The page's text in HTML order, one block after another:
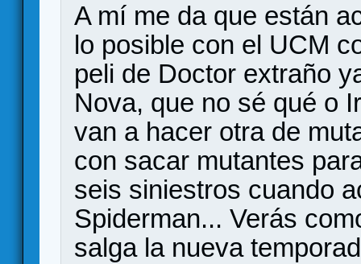
A mí me da que están
lo posible con el UCM
peli de Doctor extraño
Nova, que no sé qué o
van a hacer otra de
con sacar mutantes
seis siniestros cuando
Spiderman... Verás
salga la nueva